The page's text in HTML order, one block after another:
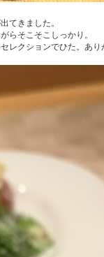
てきました。
らそこそこしっかり。
レクションでひた。あり